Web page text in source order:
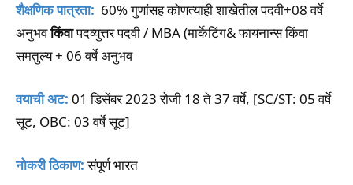
शैक्षणिक पात्रता: 60% गुणांसह कोणत्याही शाखेतील पदवी+08 वर्षे
अनुभवकिंवापदव्युत्तर पदवी / MBA (मार्केटिंग& फायनान्स किंवा
समतुल्य + 06 वर्षे अनुभव
वयाची अट: 01 डिसेंबर 2023 रोजी 18 ते 37 वर्षे, [SC/ST: 05 वर्षे
सूट, OBC: 03 वर्षे सूट]
नोकरी ठिकाण:संपूर्ण भारत